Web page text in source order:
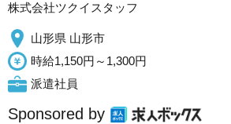
株式会社ツクイスタッフ
山形県 山形市
時給1,150円～1,300円
派遣社員
Sponsored by